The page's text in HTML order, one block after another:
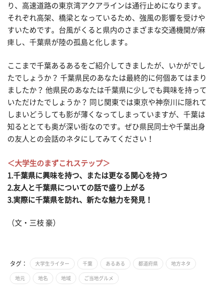
り、高速道路の東京湾アクアラインは通行止めになります。
それぞれ高架、橋梁となっているため、強風の影響を受けや
すいためです。台風がくると県内のさまざまな交通機関が麻
痺し、千葉県が陸の孤島と化します。
ここまで千葉あるあるをご紹介してきましたが、いかがでし
たでしょうか？ 千葉県民のあなたは最終的に何個あてはまり
ましたか？ 他県民のあなたは千葉県に少しでも興味を持って
いただけたでしょうか？ 同じ関東では東京や神奈川に隠れて
しまいどうしても影が薄くなってしまっていますが、千葉は
知るととても奥が深い街なのです。ぜひ県民同士や千葉出身
の友人との会話のネタにしてみてください！
＜大学生のまずこれステップ＞
1.千葉県に興味を持つ、または更なる関心を持つ
2.友人と千葉県についての話で盛り上がる
3.実際に千葉県を訪れ、新たな魅力を発見！
（文・三枝 豪）
タグ： 大学生ライター 千葉 あるある 都道府県 地方ネタ
地元 地名 地域 ご当地グルメ